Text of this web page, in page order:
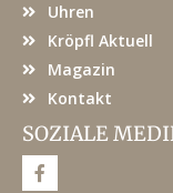
Uhren
Kröpfl Aktuell
Magazin
Kontakt
SOZIALE
F
a